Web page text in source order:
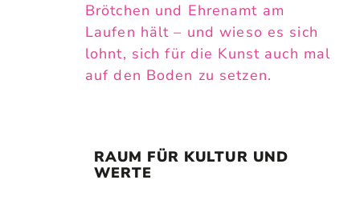
Brötchen und Ehrenamt am
Laufen hält – und wieso es sich
lohnt, sich für die Kunst auch mal
auf den Boden zu setzen.
RAUM FÜR KULTUR UND
WERTE